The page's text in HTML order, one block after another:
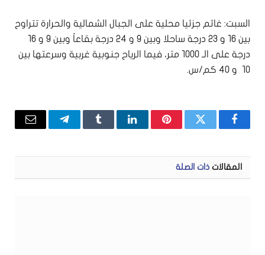
السبت: غائم جزئيا محلية على الجبال الشمالية والحرارة تتراوح
بين ١٦ و ٢٣ درجة ساحلا وبين ٩ و ٢٤ درجة بقاعاً وبين ٩ و ١٦
درجة على الـ ١٠٠٠ متر، فيما الرياح جنوبية غربية وسرعتها بين
١٠ و ٤٠ كم/س.
فيسبوكتويتر بينتيريستلينكدإنTumblrتيلقرامالبريد
المقالات ذات الصلة